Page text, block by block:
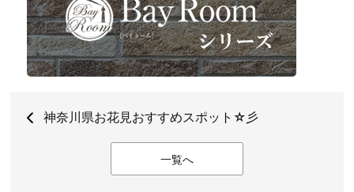
神奈川県お花見おすすめスポット☆彡
一覧へ